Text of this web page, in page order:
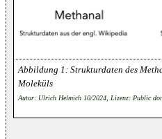
Strukturdaten des
Moleküls
Autor: Ulrich Helmich 10/2024, Lizenz: Public